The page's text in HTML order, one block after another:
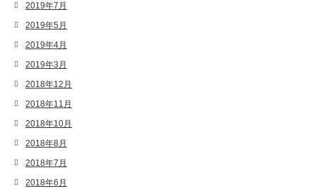
2019年7月
2019年5月
2019年4月
2019年3月
2018年12月
2018年11月
2018年10月
2018年8月
2018年7月
2018年6月